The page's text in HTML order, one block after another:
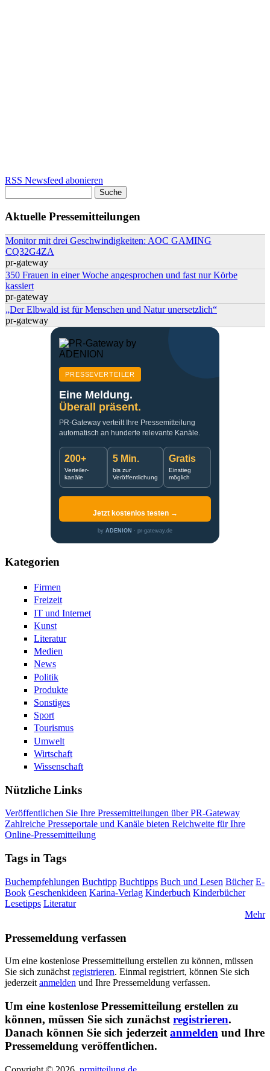
RSS Newsfeed abonieren
Aktuelle Pressemitteilungen
Monitor mit drei Geschwindigkeiten: AOC GAMING
CQ32G4ZA
pr-gateway
350 Frauen in einer Woche angesprochen und fast nur Körbe
kassiert
pr-gateway
„Der Elbwald ist für Menschen und Natur unersetzlich“
pr-gateway
PRESSEVERTEILER
Eine Meldung.
Überall präsent.
PR-Gateway verteilt Ihre Pressemitteilung
automatisch an hunderte relevante Kanäle.
200+
Verteiler-
kanäle
5 Min.
bis zur
Veröffentlichung
Gratis
Einstieg
möglich
Jetzt kostenlos testen →
by ADENION · pr-gateway.de
Kategorien
Firmen
Freizeit
IT und Internet
Kunst
Literatur
Medien
News
Politik
Produkte
Sonstiges
Sport
Tourismus
Umwelt
Wirtschaft
Wissenschaft
Nützliche Links
Veröffentlichen Sie Ihre Pressemitteilungen über PR-Gateway
Zahlreiche Presseportale und Kanäle bieten Reichweite für Ihre
Online-Pressemitteilung
Tags in Tags
Buchempfehlungen Buchtipp Buchtipps Buch und Lesen Bücher E-
Book Geschenkideen Karina-Verlag Kinderbuch Kinderbücher
Lesetipps Literatur
Mehr
Pressemeldung verfassen
Um eine kostenlose Pressemitteilung erstellen zu können, müssen
Sie sich zunächst registrieren. Einmal registriert, können Sie sich
jederzeit anmelden und Ihre Pressemeldung verfassen.
Um eine kostenlose Pressemitteilung erstellen zu
können, müssen Sie sich zunächst registrieren.
Danach können Sie sich jederzeit anmelden und Ihre
Pressemeldung veröffentlichen.